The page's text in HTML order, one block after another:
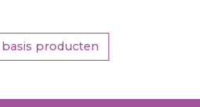
producten